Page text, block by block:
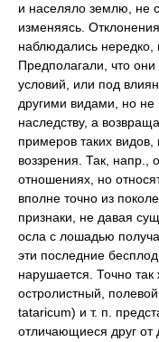
и населяло землю, не
изменяясь.
наблюдались нередко,
Предполагали, что
условий, или под
другими видами, но не
наследству, а
примеров таких
воззрения. Так, напр.,
отношениях, но
вполне точно из
признаки, не давая
осла с лошадью
эти последние
нарушается. Точно
остролистный,
tataricum) и т. п.
отличающиеся друг